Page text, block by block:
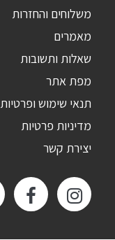
משלוחים והחזרות
מאמרים
שאלות ותשובות
מפת אתר
תנאי שימוש ופרטיות
מדיניות פרטיות
יצירת קשר